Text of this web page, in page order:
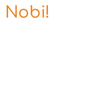
Nobi!